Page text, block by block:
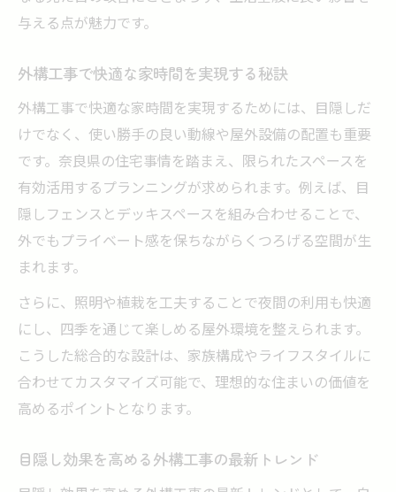
与える点が魅力です。
外構工事で快適な家時間を実現する秘訣
外構工事で快適な家時間を実現するためには、目隠しだ
けでなく、使い勝手の良い動線や屋外設備の配置も重要
です。奈良県の住宅事情を踏まえ、限られたスペースを
有効活用するプランニングが求められます。例えば、目
隠しフェンスとデッキスペースを組み合わせることで、
外でもプライベート感を保ちながらくつろげる空間が生
まれます。
さらに、照明や植栽を工夫することで夜間の利用も快適
にし、四季を通じて楽しめる屋外環境を整えられます。
こうした総合的な設計は、家族構成やライフスタイルに
合わせてカスタマイズ可能で、理想的な住まいの価値を
高めるポイントとなります。
目隠し効果を高める外構工事の最新トレンド